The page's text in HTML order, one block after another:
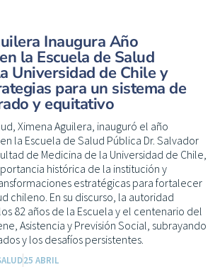
Inaugura Año
la Escuela de Salud
Universidad de Chile y
para un sistema de
y equitativo
Ximena Aguilera, inauguró el año
la Escuela de Salud Pública Dr. Salvador
de Medicina de la Universidad de Chile,
histórica de la institución y
estratégicas para fortalecer
chileno. En su discurso, la autoridad
82 años de la Escuela y el centenario del
Asistencia y Previsión Social, subrayando
y los desafíos persistentes.
25 ABRIL